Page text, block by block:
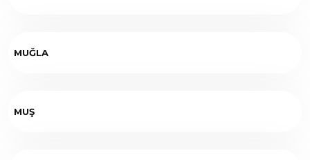
MUĞLA
MUŞ